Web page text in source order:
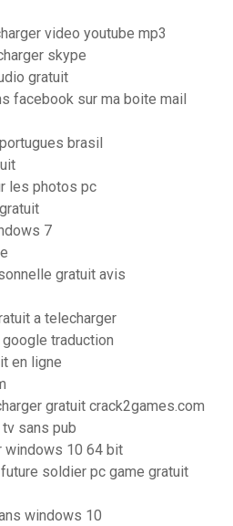
video youtube mp3
skype
gratuit
facebook sur ma boite mail
brasil
les photos pc
7
gratuit avis
a telecharger
traduction
en ligne
gratuit crack2games.com
sans pub
windows 10 64 bit
soldier pc game gratuit
windows 10